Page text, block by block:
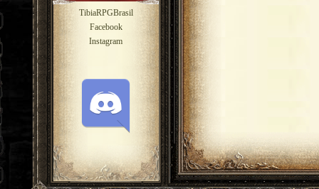
TibiaRPGBrasil
Facebook
Instagram